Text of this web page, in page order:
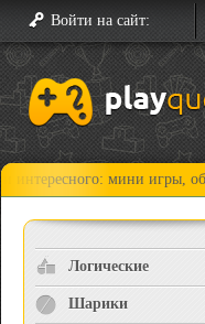
Войти на сайт:
мини игры, обзоры,
Логические
Шарики